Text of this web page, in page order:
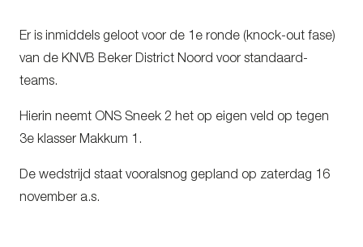
Er is inmiddels geloot voor de 1e ronde (knock-out fase)
van de KNVB Beker District Noord voor standaard-
teams.
Hierin neemt ONS Sneek 2 het op eigen veld op tegen
3e klasser Makkum 1.
De wedstrijd staat vooralsnog gepland op zaterdag 16
november a.s.